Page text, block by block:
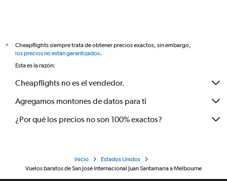
*
Cheapflights siempre trata de obtener precios exactos, sin embargo,
los precios no están garantizados.
Esta es la razón:
Cheapflights no es el vendedor.
Agregamos montones de datos para ti
¿Por qué los precios no son 100% exactos?
Inicio
Estados Unidos
Vuelos baratos de San José Internacional Juan Santamaría a Melbourne